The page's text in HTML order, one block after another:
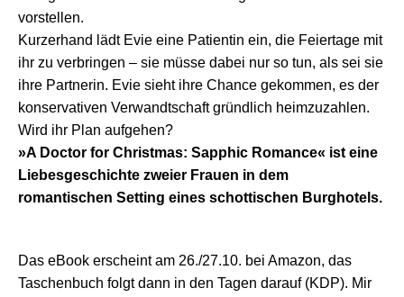
vorstellen.
Kurzerhand lädt Evie eine Patientin ein, die Feiertage mit
ihr zu verbringen – sie müsse dabei nur so tun, als sei sie
ihre Partnerin. Evie sieht ihre Chance gekommen, es der
konservativen Verwandtschaft gründlich heimzuzahlen.
Wird ihr Plan aufgehen?
»A Doctor for Christmas: Sapphic Romance« ist eine
Liebesgeschichte zweier Frauen in dem
romantischen Setting eines schottischen Burghotels.
Das eBook erscheint am 26./27.10. bei Amazon, das
Taschenbuch folgt dann in den Tagen darauf (KDP). Mir